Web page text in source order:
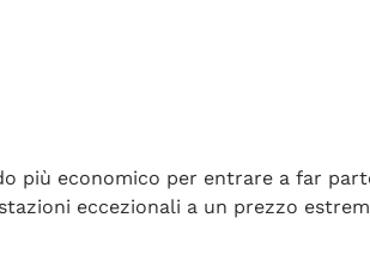
più economico per entrare a far
eccezionali a un prezzo